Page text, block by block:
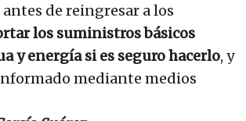
de reingresar a los
los suministros básicos
y energía si es seguro hacerlo, y
mediante medios